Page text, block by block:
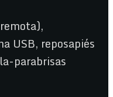
USB, reposapiés
parabrisas